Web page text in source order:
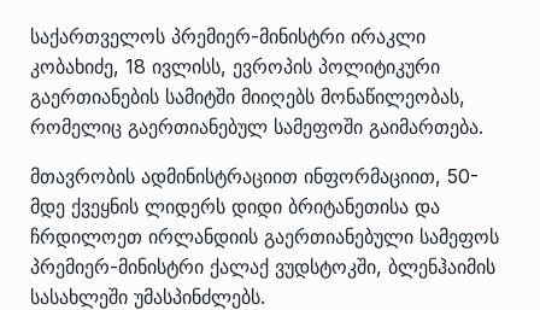
საქართველოს პრემიერ-მინისტრი ირაკლი
კობახიძე, 18 ივლისს, ევროპის პოლიტიკური
გაერთიანების სამიტში მიიღებს მონაწილეობას,
რომელიც გაერთიანებულ სამეფოში გაიმართება.
მთავრობის ადმინისტრაციით ინფორმაციით, 50-
მდე ქვეყნის ლიდერს დიდი ბრიტანეთისა და
ჩრდილოეთ ირლანდიის გაერთიანებული სამეფოს
პრემიერ-მინისტრი ქალაქ ვუდსტოკში, ბლენჰაიმის
სასახლეში უმასპინძლებს.